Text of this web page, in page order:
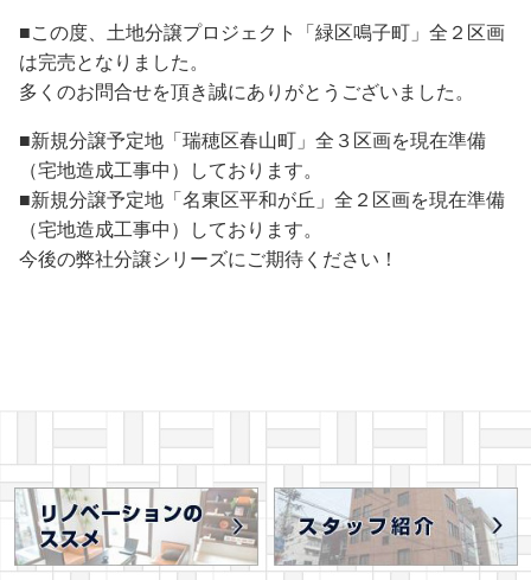
■この度、土地分譲プロジェクト「緑区鳴子町」全２区画
は完売となりました。
多くのお問合せを頂き誠にありがとうございました。
■新規分譲予定地「瑞穂区春山町」全３区画を現在準備
（宅地造成工事中）しております。
■新規分譲予定地「名東区平和が丘」全２区画を現在準備
（宅地造成工事中）しております。
今後の弊社分譲シリーズにご期待ください！